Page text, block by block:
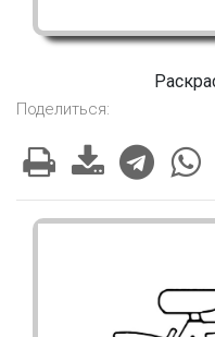
Поделиться: